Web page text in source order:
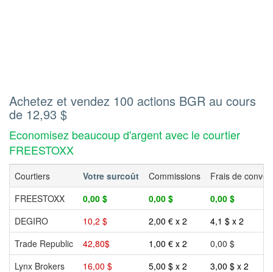
Achetez et vendez 100 actions BGR au cours
de 12,93 $
Economisez beaucoup d'argent avec le courtier
FREESTOXX
Courtiers Votre surcoût Commissions
Frais de
FREESTOXX
0,00 $ 0,00 $
0,00 $
DEGIRO
10,2 $ 2,00 € x 2
4,1 $ x 2
Trade Republic
42,80$ 1,00 € x 2
0,00 $
Lynx Brokers
16,00 $ 5,00 $ x 2 3,00 $ x 2